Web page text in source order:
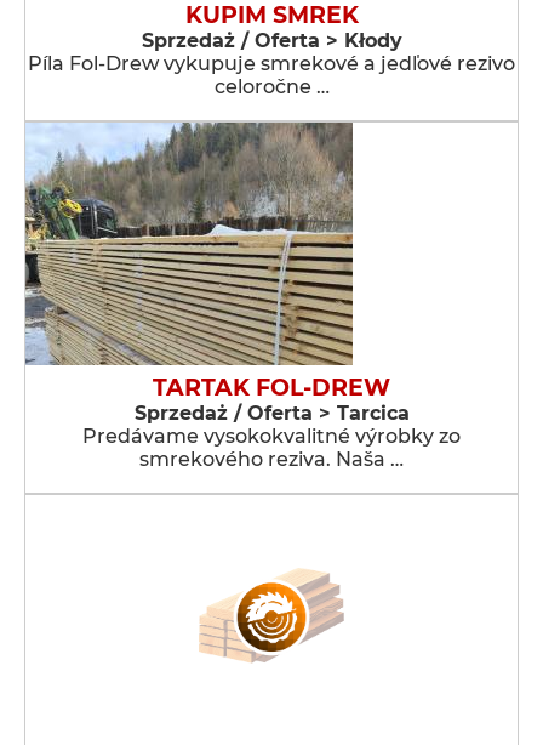
KUPIM SMREK
Sprzedaż / Oferta > Kłody
Píla Fol-Drew vykupuje smrekové a jedľové rezivo
celoročne …
TARTAK FOL-DREW
Sprzedaż / Oferta > Tarcica
Predávame vysokokvalitné výrobky zo
smrekového reziva. Naša …